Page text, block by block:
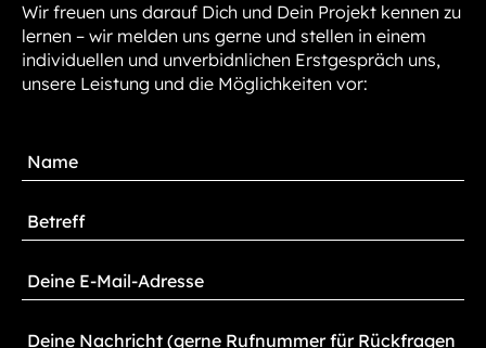
Wir freuen uns darauf Dich und Dein Projekt kennen zu
lernen – wir melden uns gerne und stellen in einem
individuellen und unverbidnlichen Erstgespräch uns,
unsere Leistung und die Möglichkeiten vor: